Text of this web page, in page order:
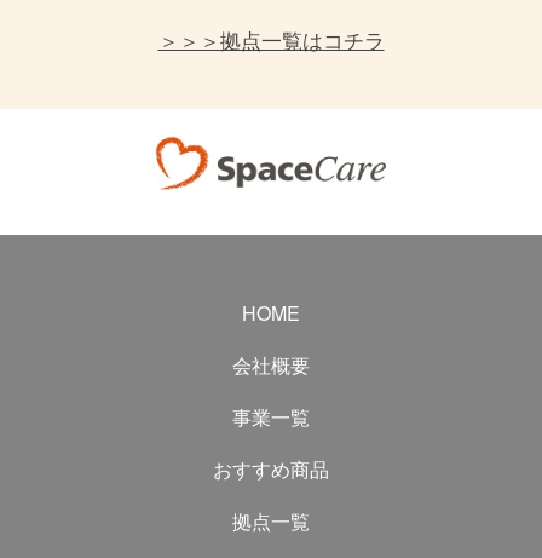
＞＞＞拠点一覧はコチラ
HOME
会社概要
事業一覧
おすすめ商品
拠点一覧